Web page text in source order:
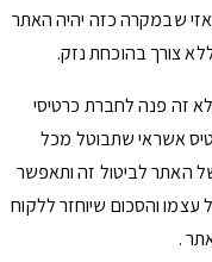
שבמקרה כזה יהיה האתר
צורך בהוכחת נזק.
זה פנה לחברת כרטיסי
אשראי שתבוטל מכל
האתר לביטול זה ותאפשר
עצמו והסכום שיוחזר ללקוח
.